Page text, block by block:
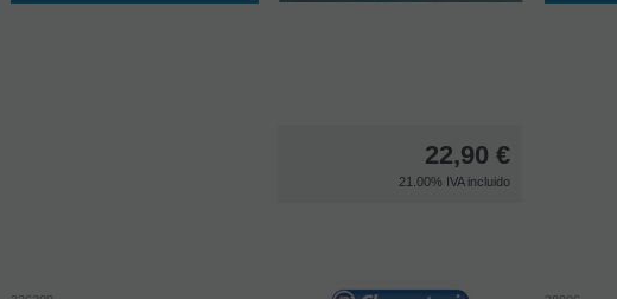
22,90 €
21.00% IVA incluido